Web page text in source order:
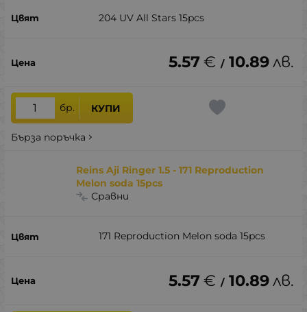
204 UV All Stars 15pcs
5.57 € / 10.89лв.
бр. КУПИ
Бърза поръчка
Reins Aji Ringer 1.5 - 171 Reproduction
Melon soda 15pcs
Сравни
171 Reproduction Melon soda 15pcs
5.57 € / 10.89лв.